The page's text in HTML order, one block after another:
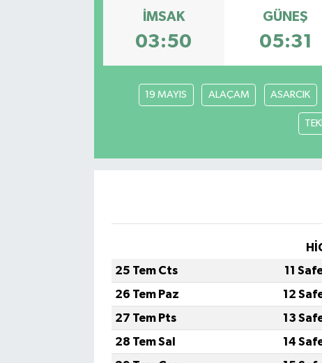
İMSAK
03:50
GÜNEŞ
05:31
19 MAYIS ALAÇAM ASARCIK
25 Tem Cts
11
26 Tem Paz
12
27 Tem Pts
13
28 Tem Sal
14